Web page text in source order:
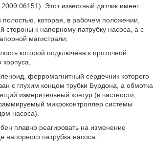
06151). Этот известный датчик имеет:
полостью, которая, в рабочем положении,
стороны к напорному патрубку насоса, а с
магистрали,
которой подключена к проточной
корпуса,
ферромагнитный сердечник которого
с глухим концом трубки Бурдона, а обмотка
измерительный контур (в частности,
микроконтроллер системы
насоса).
плавно реагировать на изменение
напорного патрубка насоса.